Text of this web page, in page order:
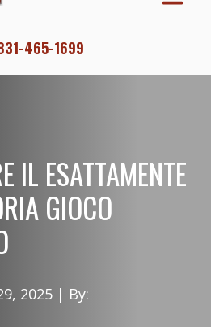
465-1699
IL ESATTAMENTE
GIOCO
2025 | By: